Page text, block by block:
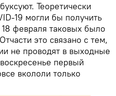
Теоретически
19 могли бы получить
февраля таковых было
это связано с тем,
не проводят в выходные
первый
вкололи только